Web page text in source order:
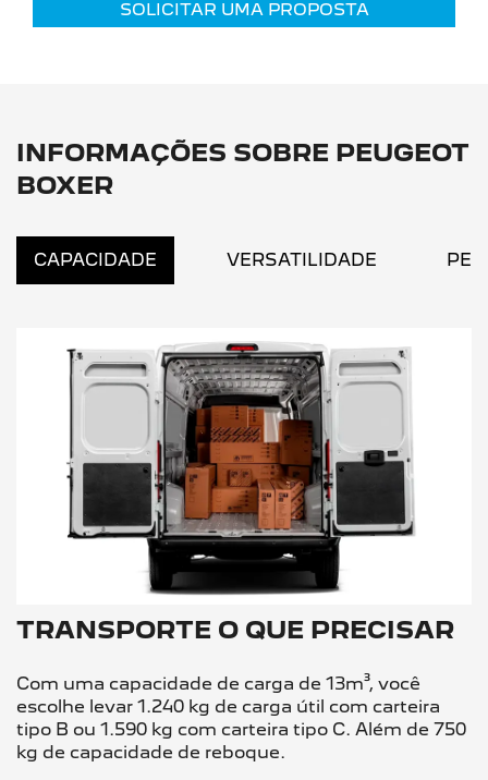
SOLICITAR UMA PROPOSTA
INFORMAÇÕES SOBRE PEUGEOT
BOXER
CAPACIDADE VERSATILIDADE
TRANSPORTE O QUE PRECISAR
Com uma capacidade de carga de 13m³, você
escolhe levar 1.240 kg de carga útil com carteira
tipo B ou 1.590 kg com carteira tipo C. Além de 750
kg de capacidade de reboque.